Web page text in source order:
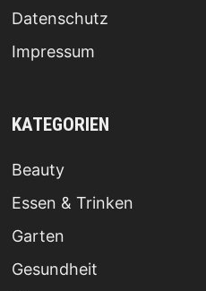
Datenschutz
Impressum
KATEGORIEN
Beauty
Essen & Trinken
Garten
Gesundheit